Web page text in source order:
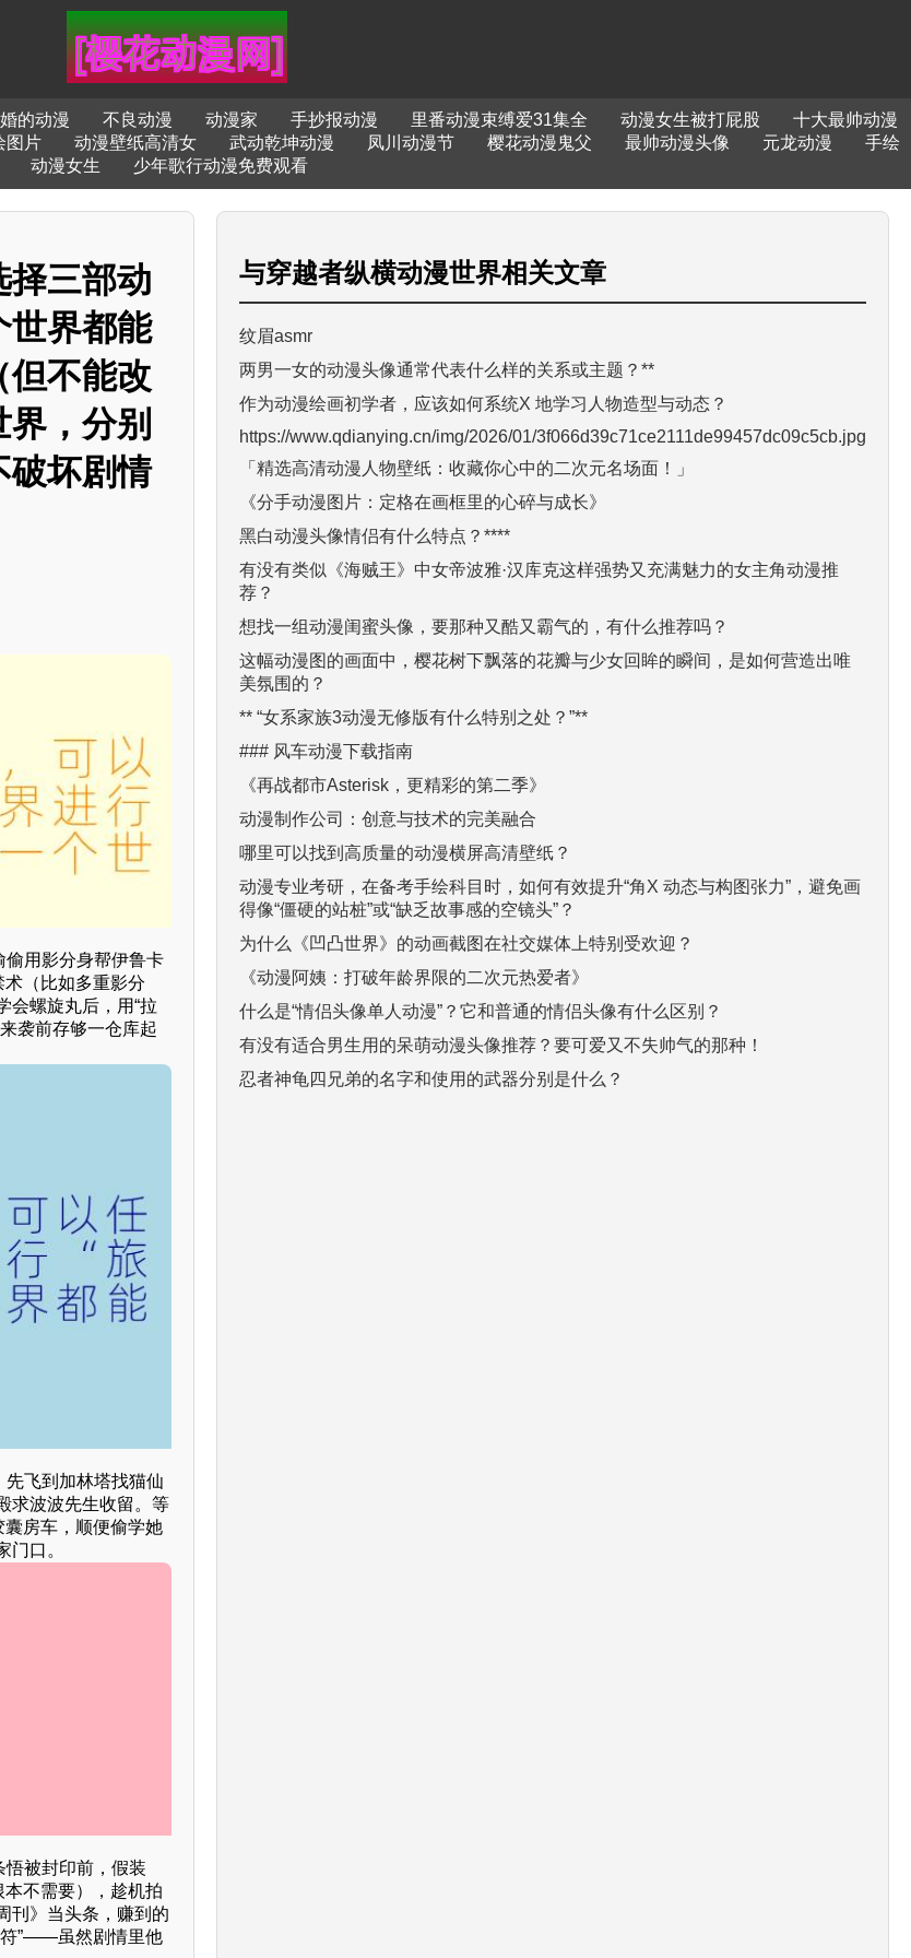
的动漫 不良动漫 动漫家 手抄报动漫 里番动漫束缚爱31集全 动漫女生被打屁股
十大最帅动漫
图片 动漫壁纸高清女 武动乾坤动漫 凤川动漫节 樱花动漫鬼父 最帅动漫头像 元龙动漫
手绘
动漫女生
少年歌行动漫免费观看
择三部动
世界都能
但不能改
，分别
破坏剧情
偷用影分身帮伊鲁卡
术（比如多重影分
会螺旋丸后，用“拉
袭前存够一仓库起
飞到加林塔找猫仙
求波波先生收留。等
囊房车，顺便偷学她
口。
被封印前，假装
本不需要），趁机拍
刊》当头条，赚到的
符”——虽然剧情里他
与穿越者纵横动漫世界相关文章
纹眉asmr
两男一女的动漫头像通常代表什么样的关系或主题？**
作为动漫绘画初学者，应该如何系统X 地学习人物造型与动态？
https://www.qdianying.cn/img/2026/01/3f066d39c71ce2111de99457dc09c5cb.jpg
「精选高清动漫人物壁纸：收藏你心中的二次元名场面！」
《分手动漫图片：定格在画框里的心碎与成长》
黑白动漫头像情侣有什么特点？****
有没有类似《海贼王》中女帝波雅·汉库克这样强势又充满魅力的女主角动漫推
荐？
想找一组动漫闺蜜头像，要那种又酷又霸气的，有什么推荐吗？
这幅动漫图的画面中，樱花树下飘落的花瓣与少女回眸的瞬间，是如何营造出唯
美氛围的？
** “女系家族3动漫无修版有什么特别之处？”**
### 风车动漫下载指南
《再战都市Asterisk，更精彩的第二季》
动漫制作公司：创意与技术的完美融合
哪里可以找到高质量的动漫横屏高清壁纸？
动漫专业考研，在备考手绘科目时，如何有效提升“角X 动态与构图张力”，避免画
得像“僵硬的站桩”或“缺乏故事感的空镜头”？
为什么《凹凸世界》的动画截图在社交媒体上特别受欢迎？
《动漫阿姨：打破年龄界限的二次元热爱者》
什么是“情侣头像单人动漫”？它和普通的情侣头像有什么区别？
有没有适合男生用的呆萌动漫头像推荐？要可爱又不失帅气的那种！
忍者神龟四兄弟的名字和使用的武器分别是什么？